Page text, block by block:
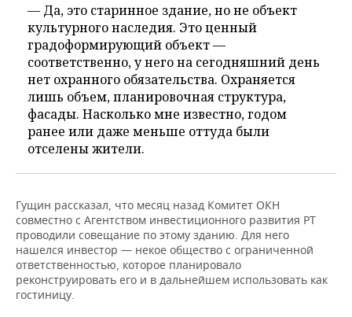
— Да, это старинное здание, но не объект
культурного наследия. Это ценный
градоформирующий объект —
соответственно, у него на сегодняшний день
нет охранного обязательства. Охраняется
лишь объем, планировочная структура,
фасады. Насколько мне известно, годом
ранее или даже меньше оттуда были
отселены жители.
Гущин рассказал, что месяц назад Комитет ОКН
совместно с Агентством инвестиционного развития РТ
проводили совещание по этому зданию. Для него
нашелся инвестор — некое общество с ограниченной
ответственностью, которое планировало
реконструировать его и в дальнейшем использовать как
гостиницу.